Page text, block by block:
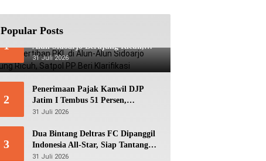
Popular Posts
1
Viral! Penertiban PKL di Alun-
Alun Sidoarjo Berujung Ricuh,
Satpol PP Beri Klarifikasi
31 Juli 2026
2
Penerimaan Pajak Kanwil DJP
Jatim I Tembus 51 Persen,
Optimistis Capai Target Rp56,3
31 Juli 2026
3
Dua Bintang Deltras FC Dipanggil
Indonesia All-Star, Siap Tantang
Aston Villa di GBK
31 Juli 2026